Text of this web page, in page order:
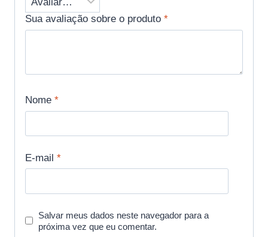
Sua avaliação sobre o produto *
Nome *
E-mail *
Salvar meus dados neste navegador para a
próxima vez que eu comentar.